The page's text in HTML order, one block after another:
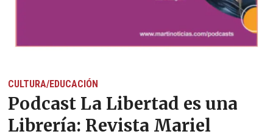
CULTURA/EDUCACIÓN
Podcast La Libertad es una
Librería: Revista Mariel